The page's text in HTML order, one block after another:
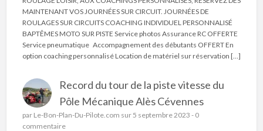
MAINTENANT VOS JOURNÉES SUR CIRCUIT. JOURNÉES DE
ROULAGES SUR CIRCUITS COACHING INDIVIDUEL PERSONNALISÉ
BAPTÊMES MOTO SUR PISTE Service photos Assurance RC OFFERTE
Service pneumatique Accompagnement des débutants OFFERT En
option coaching personnalisé Location de matériel sur réservation […]
Record du tour de la piste vitesse du
Pôle Mécanique Alès Cévennes
par Le-Bon-Plan-Du-Pilote.com sur 5 septembre 2023 - 0
commentaire